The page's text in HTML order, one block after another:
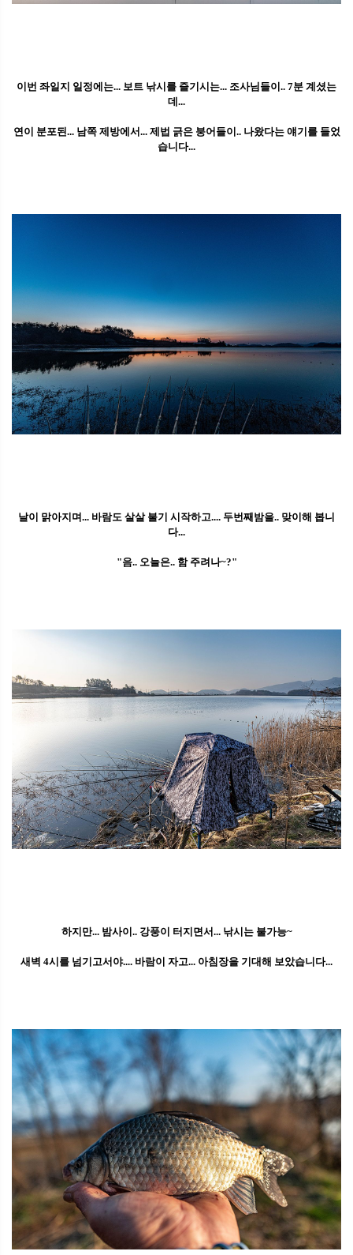
이번 좌일지 일정에는... 보트 낚시를 즐기시는... 조사님들이.. 7분 계셨는
데...
연이 분포된... 남쪽 제방에서... 제법 긁은 붕어들이.. 나왔다는 얘기를 들었
습니다...
날이 맑아지며... 바람도 살살 불기 시작하고.... 두번째밤을.. 맞이해 봅니
다...
"음.. 오늘은.. 함 주려나~?"
하지만... 밤사이.. 강풍이 터지면서... 낚시는 불가능~
새벽 4시를 넘기고서야.... 바람이 자고... 아침장을 기대해 보았습니다...